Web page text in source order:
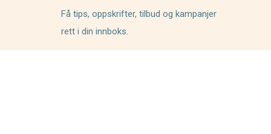
Få tips, oppskrifter, tilbud og kampanjer
rett i din innboks.